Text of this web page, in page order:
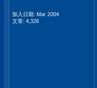
加入日期: Mar 2004
文章: 4,326